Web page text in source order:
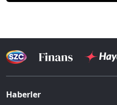
Haberler